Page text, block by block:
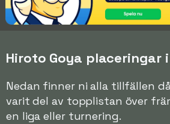
Hiroto Goya placeringar
Nedan finner ni alla tillfällen
varit del av topplistan över
en liga eller turnering.